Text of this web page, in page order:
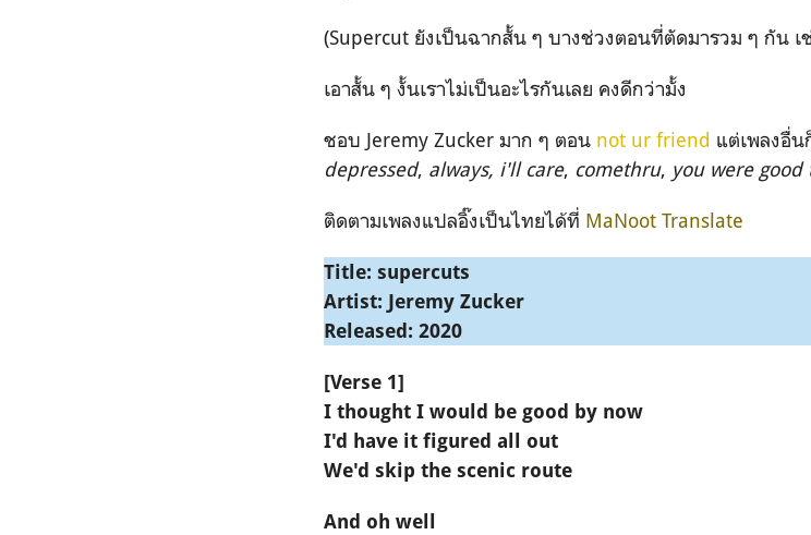
(Supercut ยังเป็นฉากสั้น ๆ บางช่วงตอนที่ตัดมารวม ๆ กัน เ
เอาสั้น ๆ งั้นเราไม่เป็นอะไรกันเลย คงดีกว่ามั้ง
ชอบ Jeremy Zucker มาก ๆ ตอน not ur friend แต่เพลงอื่น
depressed, always, i'll care, comethru, you were good
ติดตามเพลงแปลอิ๊งเป็นไทยได้ที่ MaNoot Translate
Title: supercuts
Artist: Jeremy Zucker
Released: 2020
[Verse 1]
I thought I would be good by now
I'd have it figured all out
We'd skip the scenic route
And oh well